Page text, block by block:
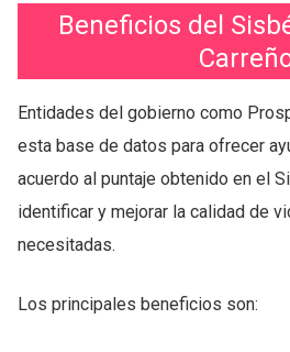
Beneficios del
Entidades del gobierno como
esta base de datos para ofrecer
acuerdo al puntaje obtenido en el
identificar y mejorar la calidad de
necesitadas.
Los principales beneficios son: